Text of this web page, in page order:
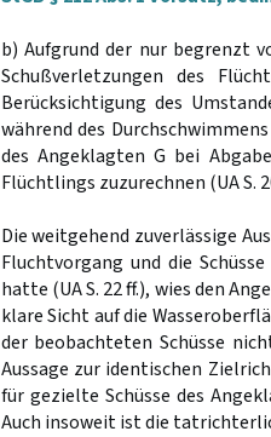
b) Aufgrund der nur begrenzt
Schußverletzungen des
Berücksichtigung des
während des
des Angeklagten G bei
Flüchtlings zuzurechnen (UA S.
Die weitgehend zuverlässige
Fluchtvorgang und die
hatte (UA S. 22 ff.), wies den
klare Sicht auf die
der beobachteten Schüsse
Aussage zur identischen
für gezielte Schüsse des
Auch insoweit ist die